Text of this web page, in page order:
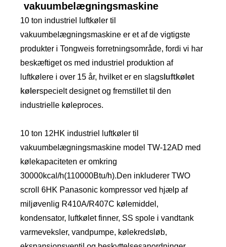
vakuumbelægningsmaskine
10 ton industriel luftkøler til
vakuumbelægningsmaskine er et af de vigtigste
produkter i Tongweis forretningsområde, fordi vi har
beskæftiget os med industriel produktion af
luftkølere i over 15 år, hvilket er en slags luftkølet
kølerspecielt designet og fremstillet til den
industrielle køleproces.
10 ton 12HK industriel luftkøler til
vakuumbelægningsmaskine model TW-12AD med
kølekapaciteten er omkring
30000kcal/h(110000Btu/h).Den inkluderer TWO
scroll 6HK Panasonic kompressor ved hjælp af
miljøvenlig R410A/R407C kølemiddel,
kondensator, luftkølet finner, SS spole i vandtank
varmeveksler, vandpumpe, kølekredsløb,